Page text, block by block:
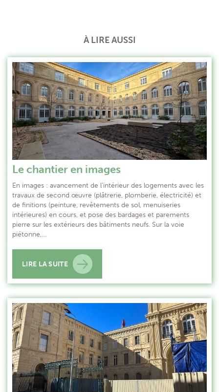
À LIRE AUSSI
Le chantier en images
En images : avancement de l’intérieur des logements avec les
travaux de second œuvre (plâtrerie, plomberie, électricité) et
de finitions (peinture, revêtements de sol, menuiseries
intérieures) en cours, et pose des bardages et parements
pierre sur les extérieurs des bâtiments neufs. Sur la voie
piétonne,…
LIRE LA SUITE